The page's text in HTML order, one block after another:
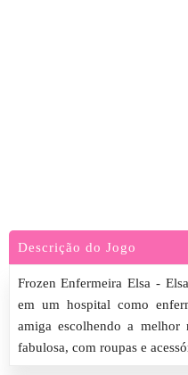
Descrição do Jogo
Frozen Enfermeira Elsa -
em um hospital como
amiga escolhendo a
fabulosa, com roupas e